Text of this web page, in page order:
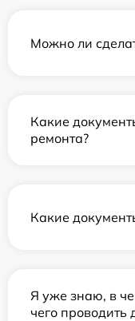
Можно ли
Какие
ремонта?
Какие
Я уже знаю, в
чего проводить